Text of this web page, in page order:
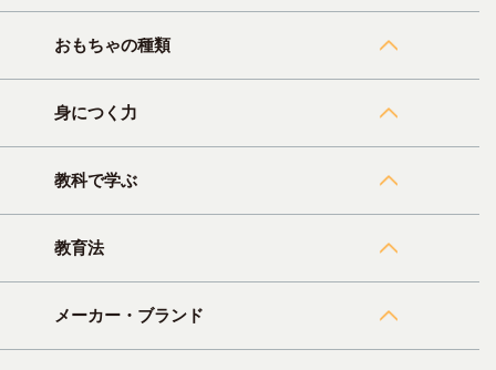
おもちゃの種類
身につく力
教科で学ぶ
教育法
メーカー・ブランド